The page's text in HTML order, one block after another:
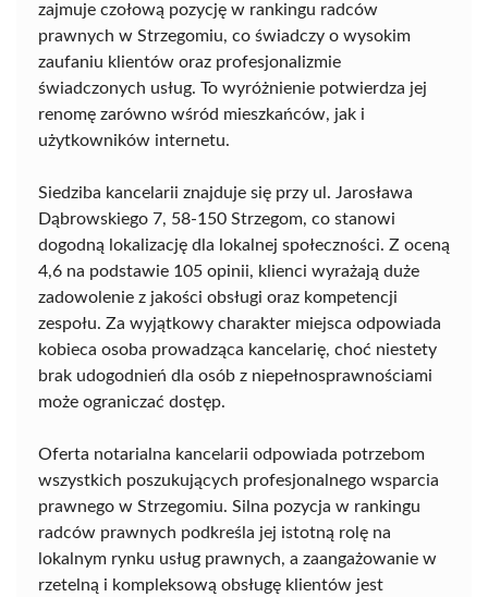
zajmuje czołową pozycję w rankingu radców
prawnych w Strzegomiu, co świadczy o wysokim
zaufaniu klientów oraz profesjonalizmie
świadczonych usług. To wyróżnienie potwierdza jej
renomę zarówno wśród mieszkańców, jak i
użytkowników internetu.
Siedziba kancelarii znajduje się przy ul. Jarosława
Dąbrowskiego 7, 58-150 Strzegom, co stanowi
dogodną lokalizację dla lokalnej społeczności. Z oceną
4,6 na podstawie 105 opinii, klienci wyrażają duże
zadowolenie z jakości obsługi oraz kompetencji
zespołu. Za wyjątkowy charakter miejsca odpowiada
kobieca osoba prowadząca kancelarię, choć niestety
brak udogodnień dla osób z niepełnosprawnościami
może ograniczać dostęp.
Oferta notarialna kancelarii odpowiada potrzebom
wszystkich poszukujących profesjonalnego wsparcia
prawnego w Strzegomiu. Silna pozycja w rankingu
radców prawnych podkreśla jej istotną rolę na
lokalnym rynku usług prawnych, a zaangażowanie w
rzetelną i kompleksową obsługę klientów jest